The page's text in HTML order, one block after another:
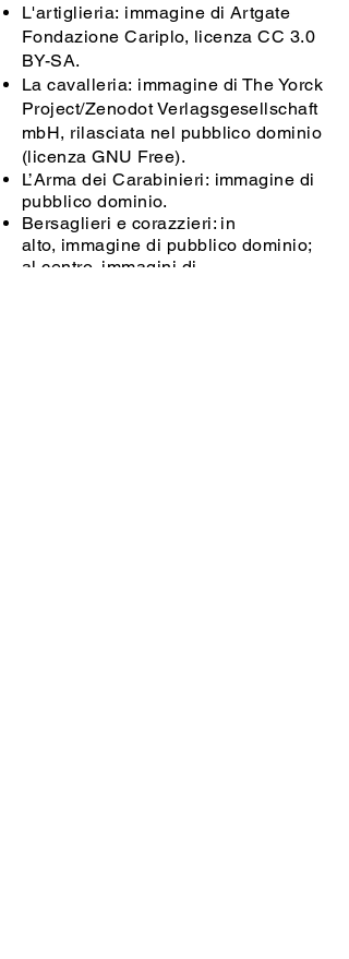
L'artiglieria: immagine di Artgate
Fondazione Cariplo, licenza CC 3.0
BY-SA.
La cavalleria: immagine di The Yorck
Project/Zenodot Verlagsgesellschaft
mbH, rilasciata nel pubblico dominio
(licenza GNU Free).
L’Arma dei Carabinieri: immagine di
pubblico dominio.
Bersaglieri e corazzieri: in
alto, immagine di pubblico dominio;
al centro, immagini di